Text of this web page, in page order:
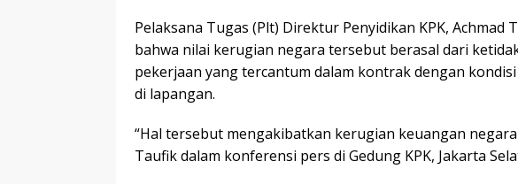
Pelaksana Tugas (Plt) Direktur Penyidikan KPK, Achmad
bahwa nilai kerugian negara tersebut berasal dari
pekerjaan yang tercantum dalam kontrak dengan
di lapangan.
“Hal tersebut mengakibatkan kerugian keuangan
Taufik dalam konferensi pers di Gedung KPK, Jakarta